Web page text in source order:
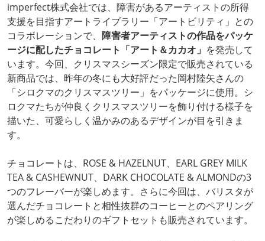
imperfect株式会社では、障害があるアーティストの所得
支援を目指すアートライブラリー「アートビリティ」との
コラボレーションで、 障害者アーティストの作品をパッケ
ージに配したチョコレート「アート＆カカオ」 を発売して
います。今回、クリスマスシーズン限定で販売されている
新商品では、昨年の冬にも大好評だった岡村陸矢さんの
「シロクマのクリスマスツリー」をパッケージに使用。シ
ロクマたちが仲良くクリスマスツリーを飾り付ける様子を
描いた、可愛らしく温かみのあるデザインが目を引きま
す。
チョコレートは、ROSE & HAZELNUT、EARL GREY MILK
TEA & CASHEWNUT、DARK CHOCOLATE & ALMONDの3
つのフレーバーが楽しめます。さらに今回は、バリスタが
選んだチョコレートと相性抜群のコーヒーとのペアリング
が楽しめるこだわりのギフトセットも販売されています。